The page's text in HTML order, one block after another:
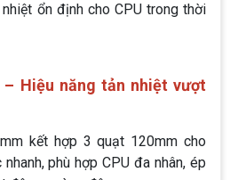
ổn định cho CPU trong thời
– Hiệu năng tản nhiệt vượt
kết hợp 3 quạt 120mm cho
phù hợp CPU đa nhân, ép